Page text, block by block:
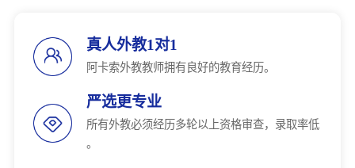
真人外教1对1
阿卡索外教教师拥有良好的教育经历。
严选更专业
所有外教必须经历多轮以上资格审查，录取率低
。